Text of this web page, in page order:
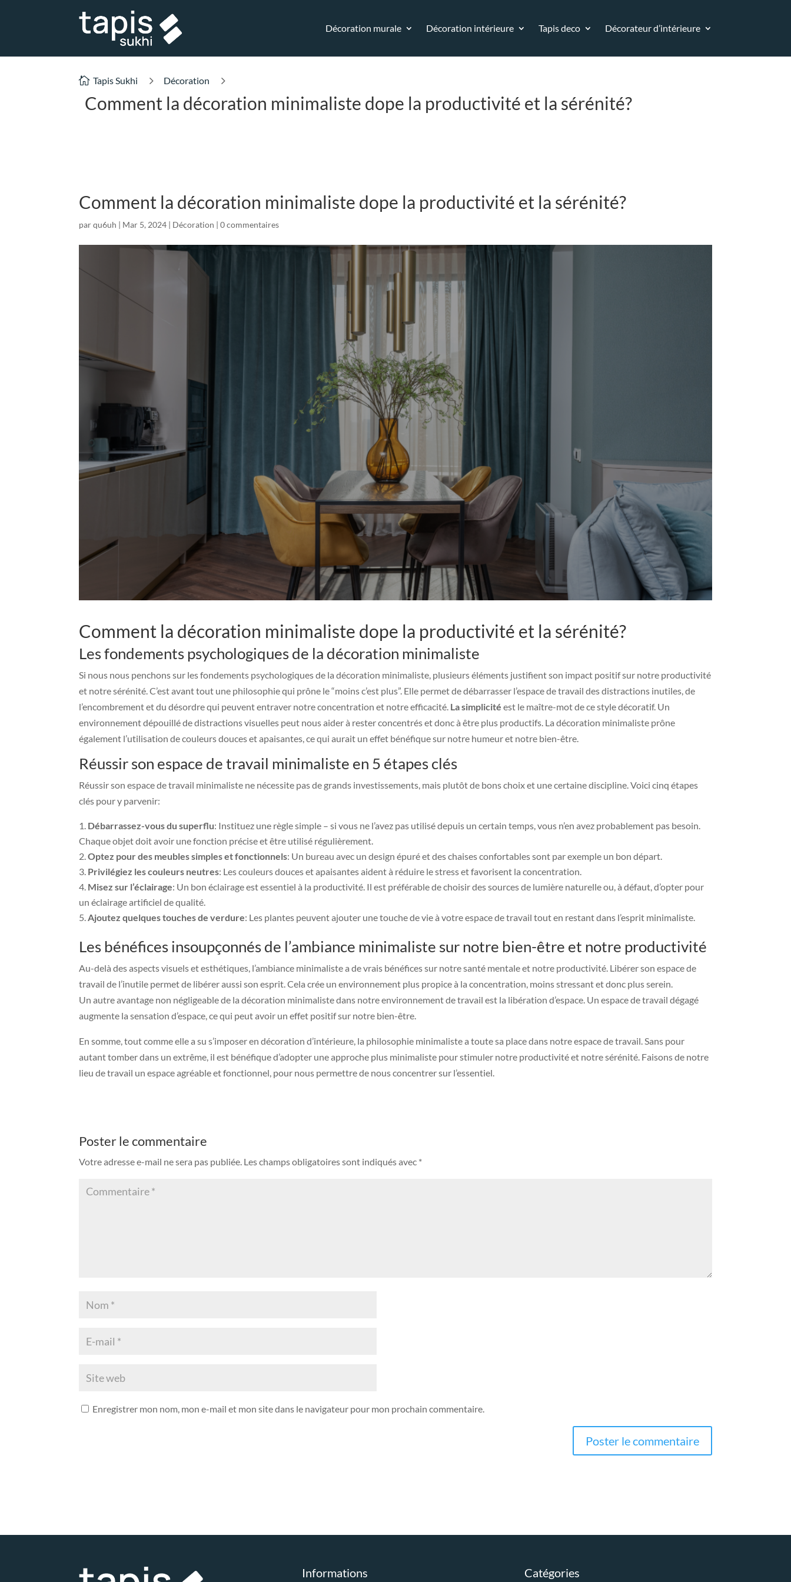
Décoration murale Décoration intérieure Tapis deco Décorateur d’intérieure
 Tapis Sukhi 5 Décoration 5
Comment la décoration minimaliste dope la productivité et la sérénité?
Comment la décoration minimaliste dope la productivité et la sérénité?
parqu6uh | Mar 5, 2024 | Décoration |0 commentaires
Comment la décoration minimaliste dope la productivité et la sérénité?
Les fondements psychologiques de la décoration minimaliste
Si nous nous penchons sur les fondements psychologiques de la décoration minimaliste, plusieurs éléments justifient son impact positif sur notre productivité
et notre sérénité. C’est avant tout une philosophie qui prône le “moins c’est plus”. Elle permet de débarrasser l’espace de travail des distractions inutiles, de
l’encombrement et du désordre qui peuvent entraver notre concentration et notre efficacité. La simplicité est le maître-mot de ce style décoratif. Un
environnement dépouillé de distractions visuelles peut nous aider à rester concentrés et donc à être plus productifs. La décoration minimaliste prône
également l’utilisation de couleurs douces et apaisantes, ce qui aurait un effet bénéfique sur notre humeur et notre bien-être.
Réussir son espace de travail minimaliste en 5 étapes clés
Réussir son espace de travail minimaliste ne nécessite pas de grands investissements, mais plutôt de bons choix et une certaine discipline. Voici cinq étapes
clés pour y parvenir:
Débarrassez-vous du superflu: Instituez une règle simple – si vous ne l’avez pas utilisé depuis un certain temps, vous n’en avez probablement pas besoin.
Chaque objet doit avoir une fonction précise et être utilisé régulièrement.
Optez pour des meubles simples et fonctionnels: Un bureau avec un design épuré et des chaises confortables sont par exemple un bon départ.
Privilégiez les couleurs neutres: Les couleurs douces et apaisantes aident à réduire le stress et favorisent la concentration.
Misez sur l’éclairage: Un bon éclairage est essentiel à la productivité. Il est préférable de choisir des sources de lumière naturelle ou, à défaut, d’opter pour
un éclairage artificiel de qualité.
Ajoutez quelques touches de verdure: Les plantes peuvent ajouter une touche de vie à votre espace de travail tout en restant dans l’esprit minimaliste.
Les bénéfices insoupçonnés de l’ambiance minimaliste sur notre bien-être et notre productivité
Au-delà des aspects visuels et esthétiques, l’ambiance minimaliste a de vrais bénéfices sur notre santé mentale et notre productivité. Libérer son espace de
travail de l’inutile permet de libérer aussi son esprit. Cela crée un environnement plus propice à la concentration, moins stressant et donc plus serein.
Un autre avantage non négligeable de la décoration minimaliste dans notre environnement de travail est la libération d’espace. Un espace de travail dégagé
augmente la sensation d’espace, ce qui peut avoir un effet positif sur notre bien-être.
En somme, tout comme elle a su s’imposer en décoration d’intérieure, la philosophie minimaliste a toute sa place dans notre espace de travail. Sans pour
autant tomber dans un extrême, il est bénéfique d’adopter une approche plus minimaliste pour stimuler notre productivité et notre sérénité. Faisons de notre
lieu de travail un espace agréable et fonctionnel, pour nous permettre de nous concentrer sur l’essentiel.
Poster le commentaire
Votre adresse e-mail ne sera pas publiée. Les champs obligatoires sont indiqués avec *
Enregistrer mon nom, mon e-mail et mon site dans le navigateur pour mon prochain commentaire.
Informations Catégories